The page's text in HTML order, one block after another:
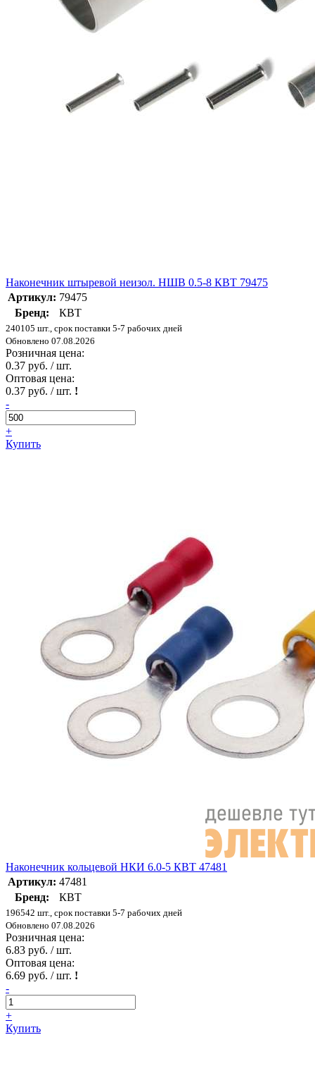
Наконечник штыревой неизол. НШВ 0.5-8 КВТ 79475
Артикул: 79475
Бренд:
КВТ
240105 шт., срок поставки 5-7 рабочих дней
Обновлено 07.08.2026
Розничная цена:
0.37 руб. / шт.
Оптовая цена:
0.37 руб. / шт. !
-
+
Купить
Наконечник кольцевой НКИ 6.0-5 КВТ 47481
Артикул: 47481
Бренд:
КВТ
196542 шт., срок поставки 5-7 рабочих дней
Обновлено 07.08.2026
Розничная цена:
6.83 руб. / шт.
Оптовая цена:
6.69 руб. / шт. !
-
+
Купить